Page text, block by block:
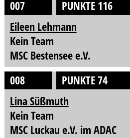
007
PUNKTE 116
Eileen Lehmann
Kein Team
MSC Bestensee e.V.
008
PUNKTE 74
Lina Süßmuth
Kein Team
MSC Luckau e.V. im ADAC